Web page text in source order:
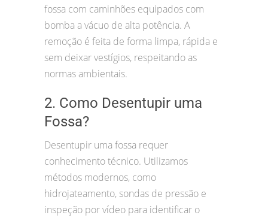
fossa com caminhões equipados com
bomba a vácuo de alta potência. A
remoção é feita de forma limpa, rápida e
sem deixar vestígios, respeitando as
normas ambientais.
2. Como Desentupir uma
Fossa?
Desentupir uma fossa requer
conhecimento técnico. Utilizamos
métodos modernos, como
hidrojateamento, sondas de pressão e
inspeção por vídeo para identificar o